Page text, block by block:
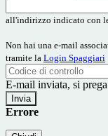
all'indirizzo indicato con
Non hai una e-mail
tramite la Login Spaggiari
E-mail inviata, si
Errore